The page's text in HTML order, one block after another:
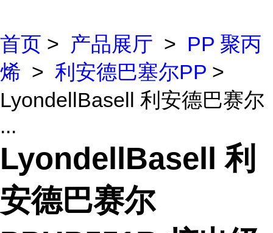
首页 > 产品展厅 > PP 聚丙
烯 > 利安德巴塞尔PP >
LyondellBasell 利安德巴赛尔
...
LyondellBasell 利
安德巴赛尔